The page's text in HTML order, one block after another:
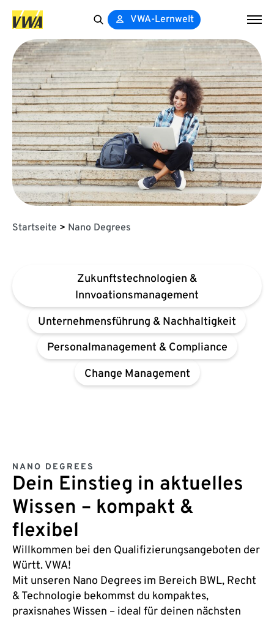
for:
VWA-Lernwelt
Startseite > Nano Degrees
Zukunftstechnologien &
Innvoationsmanagement
Unternehmensführung & Nachhaltigkeit
Personalmanagement & Compliance
Change Management
NANO DEGREES
Dein Einstieg in aktuelles
Wissen – kompakt &
flexibel
Willkommen bei den Qualifizierungsangeboten der
Württ. VWA!
Mit unseren Nano Degrees im Bereich BWL, Recht
& Technologie bekommst du kompaktes,
praxisnahes Wissen – ideal für deinen nächsten